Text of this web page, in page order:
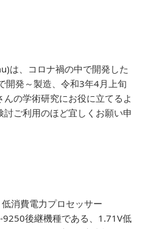
は、コロナ禍の中で開発した
開発～製造、令和3年4月上旬
の学術研究にお役に立てるよ
討ご利用のほど宜しくお願い申
消費電力プロセッサー
後継機種である、1.71V低